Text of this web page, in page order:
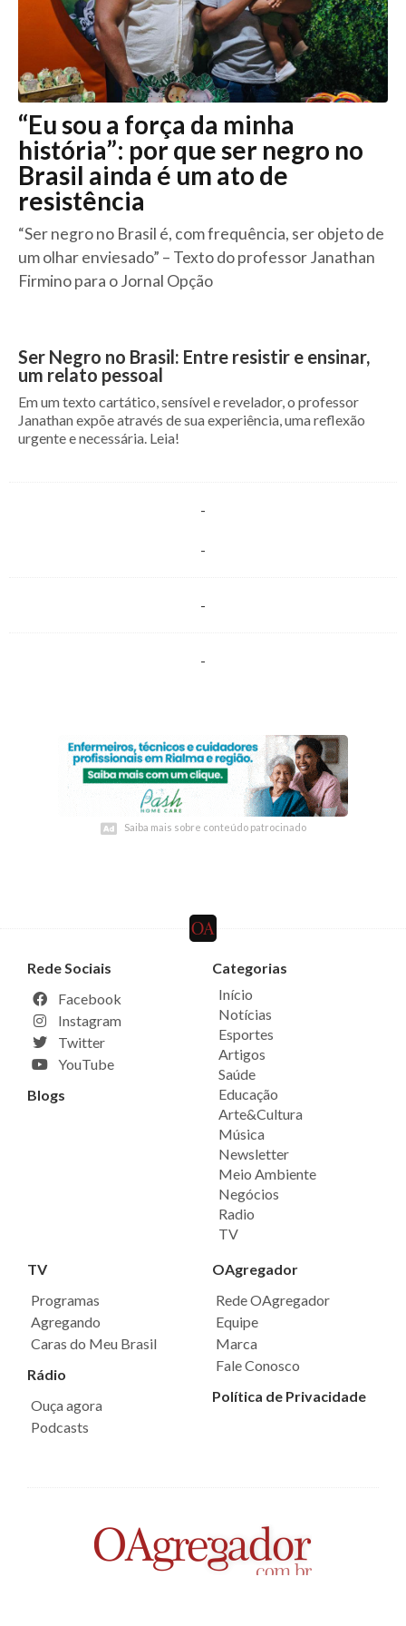
“Eu sou a força da minha
história”: por que ser negro no
Brasil ainda é um ato de
resistência
“Ser negro no Brasil é, com frequência, ser objeto de
um olhar enviesado” – Texto do professor Janathan
Firmino para o Jornal Opção
Ser Negro no Brasil: Entre resistir e ensinar,
um relato pessoal
Em um texto cartático, sensível e revelador, o professor
Janathan expõe através de sua experiência, uma reflexão
urgente e necessária. Leia!
-
-
-
-
Saiba mais sobre conteúdo patrocinado
Saiba mais sobre conteúdo patrocinado
Rede Sociais
Facebook
Instagram
Twitter
YouTube
Blogs
Categorias
Início
Notícias
Esportes
Artigos
Saúde
Educação
Arte&Cultura
Música
Newsletter
Meio Ambiente
Negócios
Radio
TV
TV
Programas
Agregando
Caras do Meu Brasil
Rádio
Ouça agora
Podcasts
OAgregador
Rede OAgregador
Equipe
Marca
Fale Conosco
Política de Privacidade